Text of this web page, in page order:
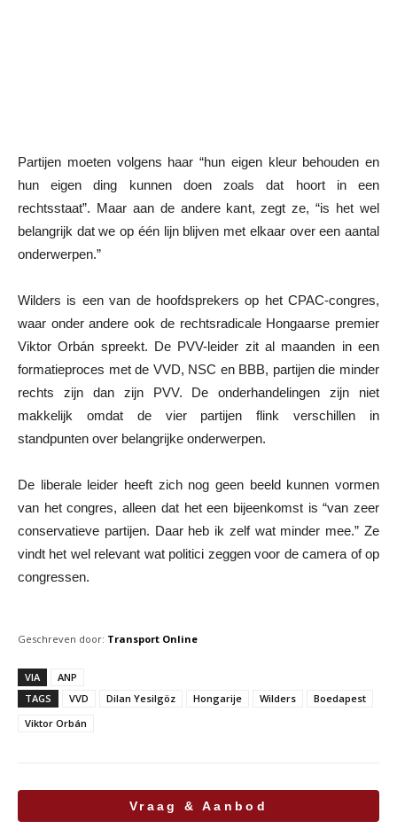
Partijen moeten volgens haar “hun eigen kleur behouden en
hun eigen ding kunnen doen zoals dat hoort in een
rechtsstaat”. Maar aan de andere kant, zegt ze, “is het wel
belangrijk dat we op één lijn blijven met elkaar over een aantal
onderwerpen.”
Wilders is een van de hoofdsprekers op het CPAC-congres,
waar onder andere ook de rechtsradicale Hongaarse premier
Viktor Orbán spreekt. De PVV-leider zit al maanden in een
formatieproces met de VVD, NSC en BBB, partijen die minder
rechts zijn dan zijn PVV. De onderhandelingen zijn niet
makkelijk omdat de vier partijen flink verschillen in
standpunten over belangrijke onderwerpen.
De liberale leider heeft zich nog geen beeld kunnen vormen
van het congres, alleen dat het een bijeenkomst is “van zeer
conservatieve partijen. Daar heb ik zelf wat minder mee.” Ze
vindt het wel relevant wat politici zeggen voor de camera of op
congressen.
Geschreven door: Transport Online
VIA
ANP
TAGS
VVD Dilan Yesilgöz Hongarije Wilders
Boedapest
Viktor Orbán
Vraag & Aanbod